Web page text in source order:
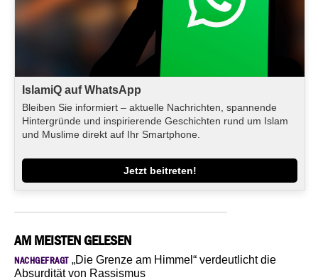
IslamiQ auf WhatsApp
Bleiben Sie informiert – aktuelle Nachrichten, spannende
Hintergründe und inspirierende Geschichten rund um Islam
und Muslime direkt auf Ihr Smartphone.
Jetzt beitreten!
AM MEISTEN GELESEN
NACHGEFRAGT„Die Grenze am Himmel“ verdeutlicht die
Absurdität von Rassismus